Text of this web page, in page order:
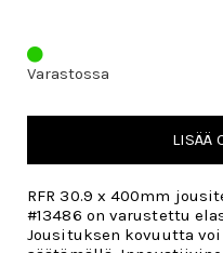
Varastossa
LISÄÄ
RFR 30.9 x 400mm
#13486 on varustettu
Jousituksen kovuutta